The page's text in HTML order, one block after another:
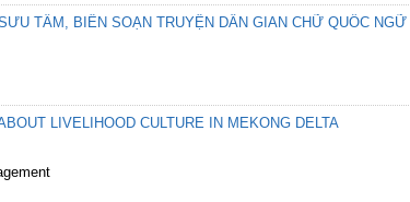
TẦM, BIÊN SOẠN TRUYỆN DÂN GIAN CHỮ QUỐC NGỮ
LIVELIHOOD CULTURE IN MEKONG DELTA